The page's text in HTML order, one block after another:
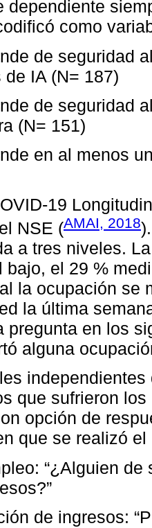
dependiente
como
de seguridad
de IA (N= 187)
de seguridad
(N= 151)
en al menos
19
NSE (AMAI, 2018
a tres niveles.
bajo, el 29 %
la ocupación se
la última
pregunta en los
alguna
que sufrieron
opción de
que se realizó
“¿Alguien
de ingresos: